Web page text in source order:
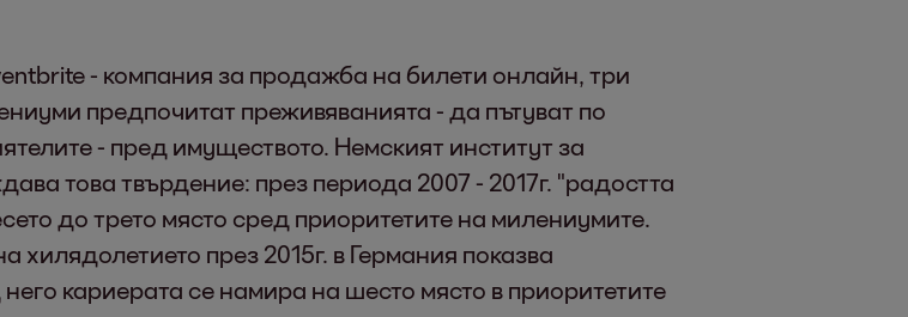
- компания за продажба на билети онлайн, три
предпочитат преживяванията - да пътуват по
- пред имуществото. Немският институт за
това твърдение: през периода 2007 - 2017г. "радостта
до трето място сред приоритетите на милениумите.
през 2015г. в Германия показва
кариерата се намира на шесто място в приоритетите